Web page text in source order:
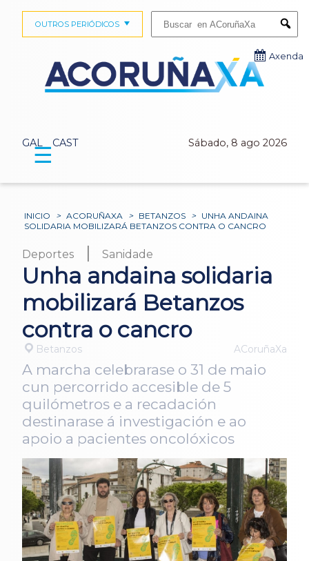
GAL CAST Sábado, 8 ago 2026
OUTROS PERIÓDICOS
Axenda
☰
INICIO > ACORUÑAXA > BETANZOS > UNHA ANDAINA
SOLIDARIA MOBILIZARÁ BETANZOS CONTRA O CANCRO
Deportes | Sanidade
Unha andaina solidaria
mobilizará Betanzos
contra o cancro
Betanzos ACoruñaXa
A marcha celebrarase o 31 de maio
cun percorrido accesible de 5
quilómetros e a recadación
destinarase á investigación e ao
apoio a pacientes oncolóxicos